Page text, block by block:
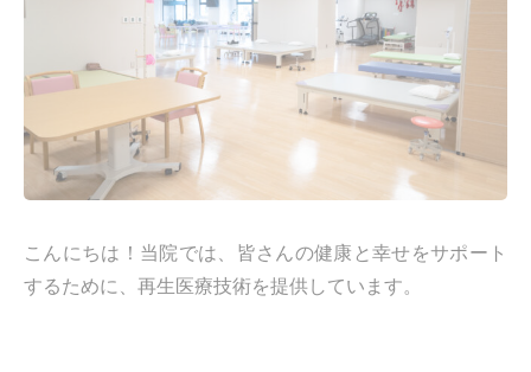
こんにちは！当院では、皆さんの健康と幸せをサポート
するために、再生医療技術を提供しています。